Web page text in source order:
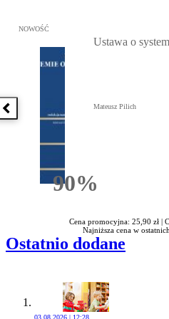
Poprzednia książka
Przejdź do: Ustawa o systemie
NOWOŚĆ
90%Rabatu
Ustawa o
Mateusz Pilich
Cena promocyjna: 25,90 zł |
Najniższa cena w
Ostatnio dodane